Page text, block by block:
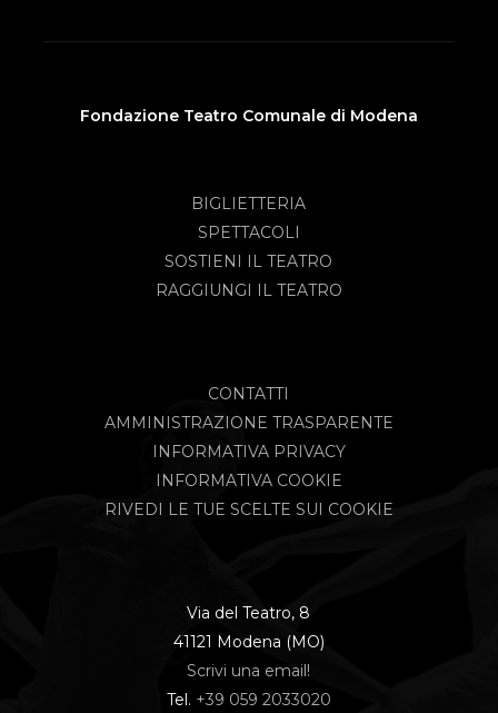
Fondazione Teatro Comunale di Modena
BIGLIETTERIA
SPETTACOLI
SOSTIENI IL TEATRO
RAGGIUNGI IL TEATRO
CONTATTI
AMMINISTRAZIONE TRASPARENTE
INFORMATIVA PRIVACY
INFORMATIVA COOKIE
RIVEDI LE TUE SCELTE SUI COOKIE
Via del Teatro, 8
41121 Modena (MO)
Scrivi una email!
Tel. +39 059 2033020